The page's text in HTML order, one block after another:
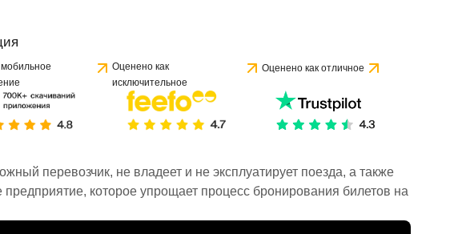
Оценено как
исключительное
Оценено как отличное
перевозчик, не владеет и не эксплуатирует поезда, а также
которое упрощает процесс бронирования билетов на